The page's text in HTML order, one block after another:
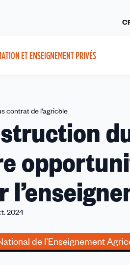
ET ENSEIGNEMENT PRIVÉS
contrat de l’agricole
du
«
Agro
:
entre
questionnement
pour
2024
de l’Enseignement